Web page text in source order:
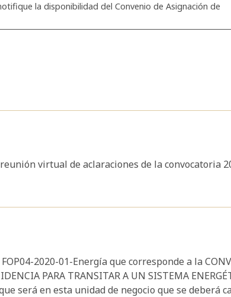
la disponibilidad del Convenio de Asignación de
virtual de aclaraciones de la convocatoria
2020-01-Energía que corresponde a la
PARA TRANSITAR A UN SISTEMA
será en esta unidad de negocio que se deberá